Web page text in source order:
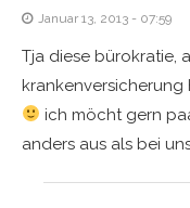
Januar 13, 2013 - 07:59
Tja diese bürokratie,
ich möcht gern
anders aus als bei